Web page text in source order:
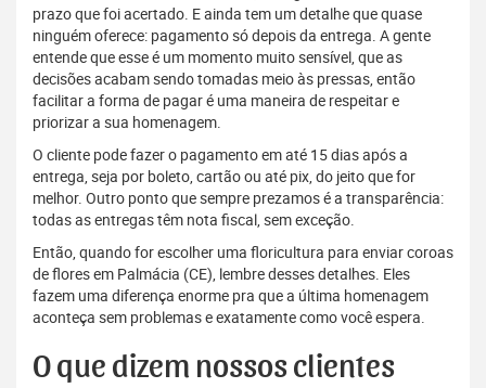
prazo que foi acertado. E ainda tem um detalhe que quase
ninguém oferece: pagamento só depois da entrega. A gente
entende que esse é um momento muito sensível, que as
decisões acabam sendo tomadas meio às pressas, então
facilitar a forma de pagar é uma maneira de respeitar e
priorizar a sua homenagem.
O cliente pode fazer o pagamento em até 15 dias após a
entrega, seja por boleto, cartão ou até pix, do jeito que for
melhor. Outro ponto que sempre prezamos é a transparência:
todas as entregas têm nota fiscal, sem exceção.
Então, quando for escolher uma floricultura para enviar coroas
de flores em Palmácia (CE), lembre desses detalhes. Eles
fazem uma diferença enorme pra que a última homenagem
aconteça sem problemas e exatamente como você espera.
O que dizem nossos clientes